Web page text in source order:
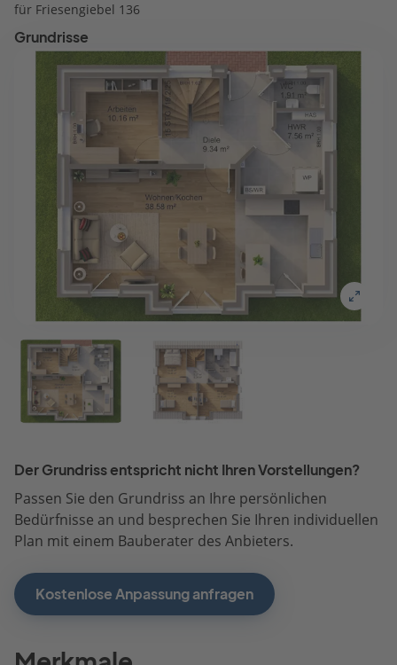
für Friesengiebel 136
Grundrisse
Der Grundriss entspricht nicht Ihren Vorstellungen?
Passen Sie den Grundriss an Ihre persönlichen
Bedürfnisse an und besprechen Sie Ihren individuellen
Plan mit einem Bauberater des Anbieters.
Kostenlose Anpassung anfragen